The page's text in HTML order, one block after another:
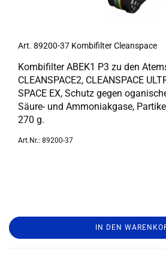
Art. 89200-​​37 Kom­bi­fil­ter Cle­an­space
Kom­bi­fil­ter ABEK1 P3 zu den
CLEANSPACE2, CLE­AN­SPACE
SPACE EX, Schutz gegen
Säure-​ und Am­mo­niak­ga­se,
270 g.
Art.Nr.: 89200-37
IN DEN